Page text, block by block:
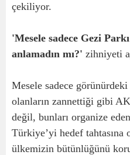
çekiliyor.
'Mesele sadece Gezi
anlamadın mı?' zihniyeti
Mesele sadece
olanların zannettiği gibi
değil, bunları organize
Türkiye’yi hedef
ülkemizin bütünlüğünü